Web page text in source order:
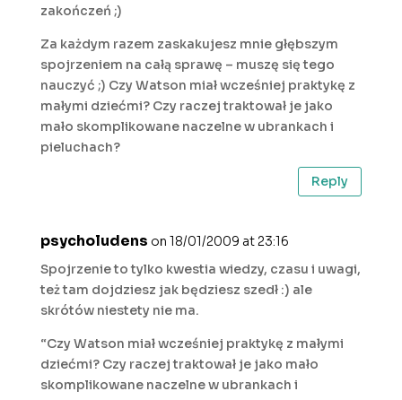
zakończeń ;)
Za każdym razem zaskakujesz mnie głębszym
spojrzeniem na całą sprawę – muszę się tego
nauczyć ;) Czy Watson miał wcześniej praktykę z
małymi dziećmi? Czy raczej traktował je jako
mało skomplikowane naczelne w ubrankach i
pieluchach?
Reply
psycholudens on 18/01/2009 at 23:16
Spojrzenie to tylko kwestia wiedzy, czasu i uwagi,
też tam dojdziesz jak będziesz szedł :) ale
skrótów niestety nie ma.
“Czy Watson miał wcześniej praktykę z małymi
dziećmi? Czy raczej traktował je jako mało
skomplikowane naczelne w ubrankach i